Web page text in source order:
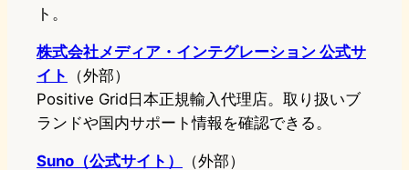
ト。
株式会社メディア・インテグレーション 公式サ
イト
（外部）
Positive Grid日本正規輸入代理店。取り扱いブ
ランドや国内サポート情報を確認できる。
Suno（公式サイト） （外部）